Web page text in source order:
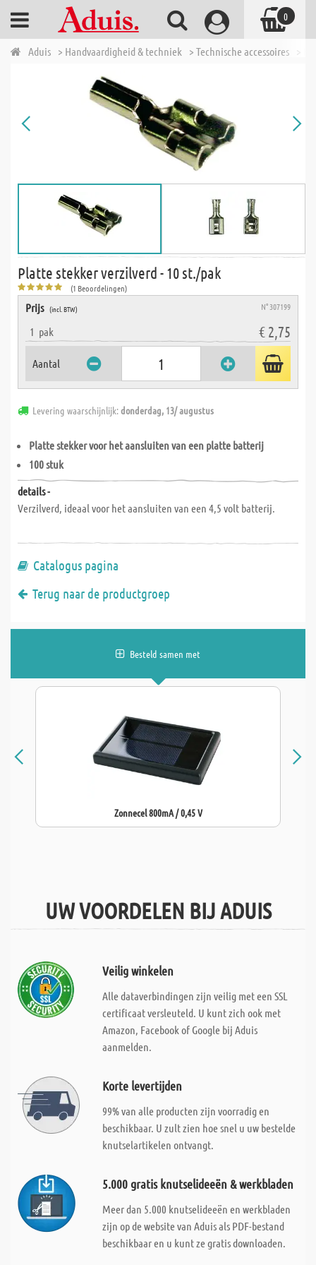
Aduis > Handvaardigheid & techniek > Technische accessoires >
Platte stekker verzilverd - 10 st./pak
(1 Beoordelingen)
Prijs (incl. BTW) N° 307199
1 pak € 2,75
Aantal
Levering waarschijnlijk:donderdag, 13/ augustus
Platte stekker voor het aansluiten van een platte batterij
100 stuk
details -
Verzilverd, ideaal voor het aansluiten van een 4,5 volt batterij.
Catalogus pagina
Terug naar de productgroep
Besteld samen met
Zonnecel 800mA / 0,45 V
UW VOORDELEN BIJ ADUIS
Veilig winkelen
Alle dataverbindingen zijn veilig met een SSL
certificaat versleuteld. U kunt zich ook met
Amazon, Facebook of Google bij Aduis
aanmelden.
Korte levertijden
99% van alle producten zijn voorradig en
beschikbaar. U zult zien hoe snel u uw bestelde
knutselartikelen ontvangt.
5.000 gratis knutselideeën & werkbladen
Meer dan 5.000 knutselideeën en werkbladen
zijn op de website van Aduis als PDF-bestand
beschikbaar en u kunt ze gratis downloaden.
0